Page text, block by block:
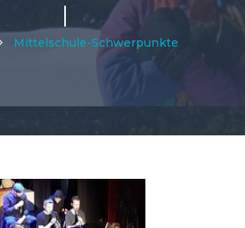
Mittelschule-Schwerpunkte